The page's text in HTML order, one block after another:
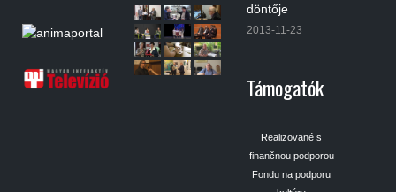
döntője
2013-11-23
Támogatók
Realizované s
finančnou podporou
Fondu na podporu